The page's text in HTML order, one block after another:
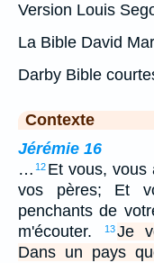
Version Louis
La Bible David
Darby Bible
Contexte
Jérémie 16
… 12 Et vous, vous
vos pères; Et
penchants de
m'écouter.
13Je
Dans un pays